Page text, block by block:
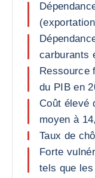
carburants
Ressource
du PIB en
Coût élevé
moyen à
Taux de
Forte
tels que